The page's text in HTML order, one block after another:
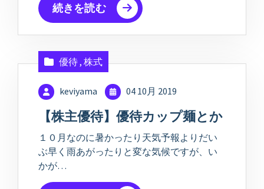
続きを読む
優待, 株式
keviyama 04 10月 2019
【株主優待】優待カップ麺とか
１０月なのに暑かったり天気予報よりだい
ぶ早く雨あがったりと変な気候ですが、い
かが…